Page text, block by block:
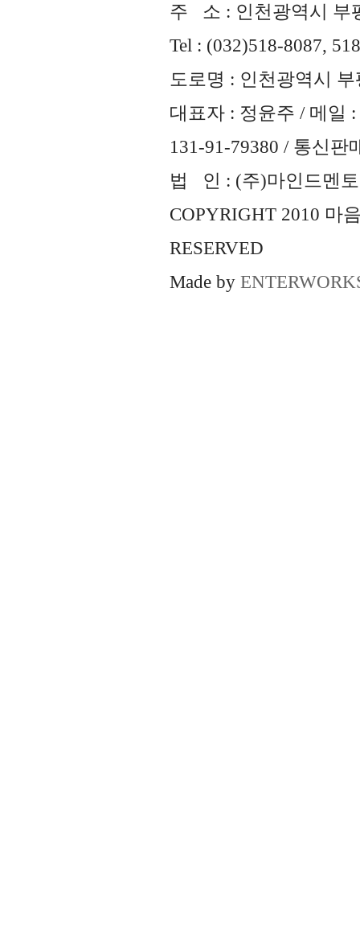
주 소 : 인천광역시 부
Tel : (032)518-8087,
도로명 : 인천광역시
대표자 : 정윤주 / 메일 :
131-91-79380 / 통신판
법 인 : (주)마인드멘토
COPYRIGHT 2010 마
RESERVED
Made by